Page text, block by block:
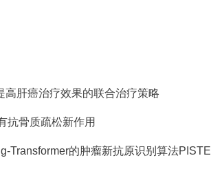
肝癌治疗效果的联合治疗策略
抗骨质疏松新作用
Transformer的肿瘤新抗原识别算法PISTE